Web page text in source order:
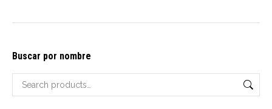
options
chosen
on
Buscar por nombre